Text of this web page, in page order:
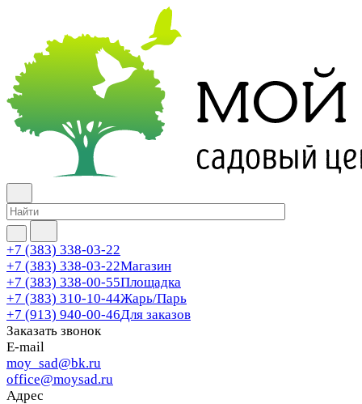
+7 (383) 338-03-22
+7 (383) 338-03-22Магазин
+7 (383) 338-00-55Площадка
+7 (383) 310-10-44Жарь/Парь
+7 (913) 940-00-46Для заказов
Заказать звонок
E-mail
moy_sad@bk.ru
office@moysad.ru
Адрес